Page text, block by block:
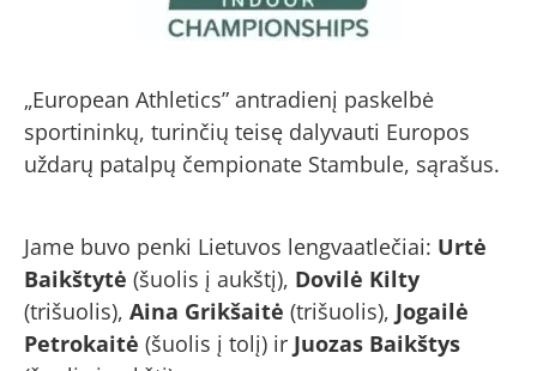
„European Athletics” antradienį paskelbė
sportininkų, turinčių teisę dalyvauti Europos
uždarų patalpų čempionate Stambule, sąrašus.
Jame buvo penki Lietuvos lengvaatlečiai: Urtė
Baikštytė (šuolis į aukštį), Dovilė Kilty
(trišuolis), Aina Grikšaitė (trišuolis), Jogailė
Petrokaitė (šuolis į tolį) ir Juozas Baikštys